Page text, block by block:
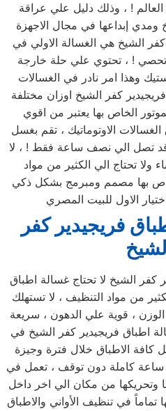
العالم ! ، وذلك دليل علي عراقة
ومدي إبداعها في مجال الاجهزة
كفر الشيخ هي الغسالة الاولي في
تحصي ! ، تحتوي علي حلة خارجة
وهذا امر نادر في الغسالات
كفر الشيخ اوزان مختلفة
الخاص بها يعتبر من اقوي
الاوتوماتيك ، تقم بغسل
قد تصل الي نصف ساعة فقط ! ، لا
ولا تحتاج الي الكثير من مواد
بها مصمم ومبرمج بشكل ذكي
الشيخ
من مواد التنظيف ، لا تستهلك
الوزن ، قوية علي الدهون ، سريعة
اطباق فريجيدير كفر الشيخ في
كافة الاطباق خلال فترة وجيزة
جداً ، يمكنها العمل لمدة 24 ساعة كاملة دون توقف ، تعمل في
وتحريكها من مكان الي اخر داخل
تماماً في تنظيف الأواني والاطباق